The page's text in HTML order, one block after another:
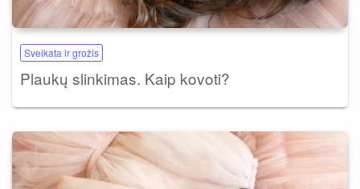
Sveikata ir grožis
Plaukų slinkimas. Kaip kovoti?